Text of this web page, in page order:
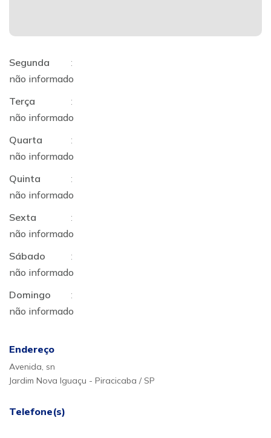
Segunda
:
não informado
Terça
:
não informado
Quarta
:
não informado
Quinta
:
não informado
Sexta
:
não informado
Sábado
:
não informado
Domingo
:
não informado
Endereço
Avenida, sn
Jardim Nova Iguaçu - Piracicaba / SP
Telefone(s)